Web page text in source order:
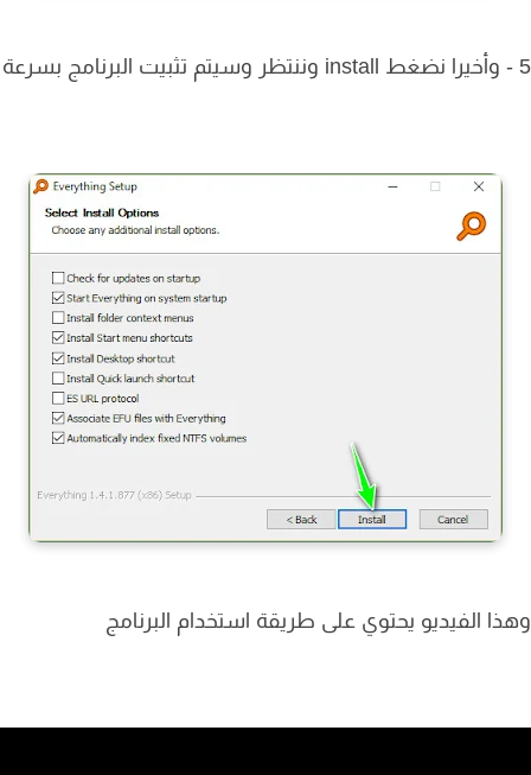
الفيديو يحتوي على طريقة استخدام البرنامج